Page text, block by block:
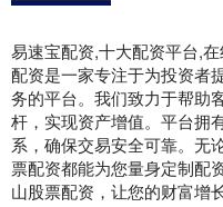
易速宝配资,十大配资平台,
配资是一家专注于为投资者
务的平台。我们致力于帮助
杆，实现资产增值。平台拥
系，确保交易安全可靠。无
票配资都能为您量身定制配
山股票配资，让您的财富增